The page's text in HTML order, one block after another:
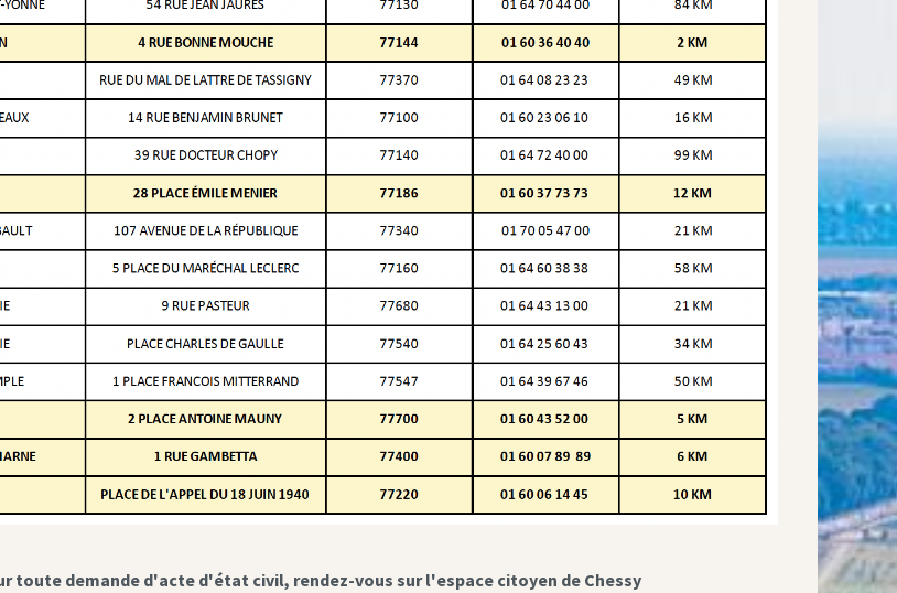
toute demande d'acte d'état civil, rendez-vous sur l'espace citoyen de Chessy